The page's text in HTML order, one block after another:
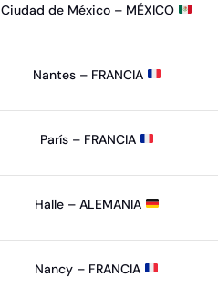
Ciudad de México – MÉXICO
Nantes – FRANCIA
París – FRANCIA
Halle – ALEMANIA
Nancy – FRANCIA